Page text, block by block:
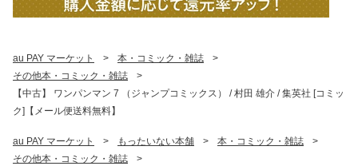
au PAY マーケット > 本・コミック・雑誌
>
その他本・コミック・雑誌
>
【中古】 ワンパンマン 7 （ジャンプコミックス） / 村田 雄介 / 集英社 [コミッ
ク]【メール便送料無料】
au PAY マーケット > もったいない本舗 > 本・コミック・雑誌
>
その他本・コミック・雑誌
>